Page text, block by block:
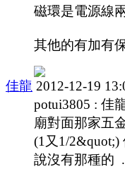
磁環是電源線
其他的有加有
佳龍 2012-12-19
potui3805 :
廟對面那家五
(1又1/
說沒有那種的